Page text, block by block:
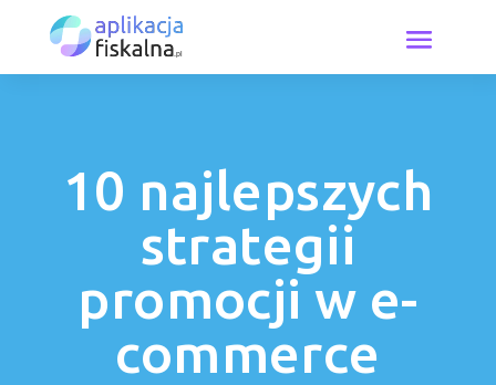
10 najlepszych
strategii
promocji w e-
commerce